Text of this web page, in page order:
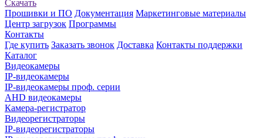
Скачать
Прошивки и ПО Документация Маркетинговые материалы
Центр загрузок Программы
Контакты
Где купить Заказать звонок Доставка Контакты поддержки
Каталог
Видеокамеры
IP-видеокамеры
IP-видеокамеры проф. серии
AHD видеокамеры
Камера-регистратор
Видеорегистраторы
IP-видеорегистраторы